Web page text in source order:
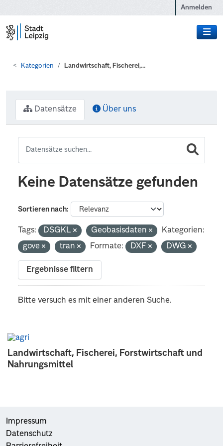
Anmelden
Kategorien Landwirtschaft, Fischerei,...
Landwirtschaft, Fischerei, Forstwirtschaft und
Nahrungsmittel
Datensätze Über uns
Keine Datensätze gefunden
Sortieren nach
Tags: DSGKL Geobasisdaten
Kategorien:
gove
tran Formate: DXF DWG
Ergebnisse filtern
Bitte versuch es mit einer anderen Suche.
Impressum
Datenschutz